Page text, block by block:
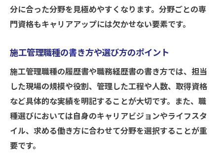
分に合った分野を見極めやすくなります。分野ごとの専
門資格もキャリアアップには欠かせない要素です。
施工管理職種の書き方や選び方のポイント
施工管理職種の履歴書や職務経歴書の書き方では、担当
した現場の規模や役割、管理した工程や人数、取得資格
など具体的な実績を明記することが大切です。また、職
種選びにおいては自身のキャリアビジョンやライフスタ
イル、求める働き方に合わせて分野を選択することが重
要です。